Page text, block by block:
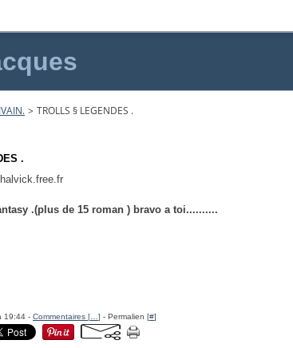
> TROLLS § LEGENDES .
.
.(plus de 15 roman ) bravo a toi..........
19:44 - Commentaires [ ] - Permalien [#]